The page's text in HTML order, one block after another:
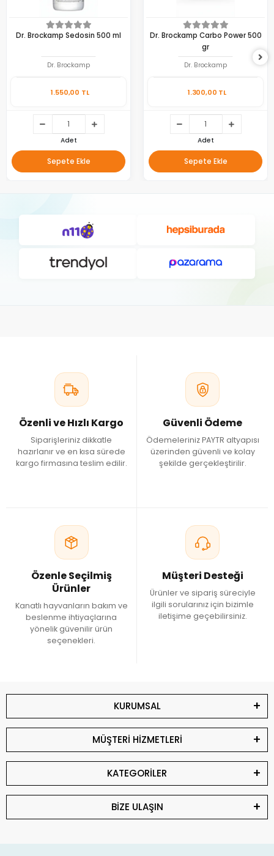
Dr. Brockamp Sedosin 500 ml
Dr. Brockamp
1.550,00 TL
Adet
Sepete Ekle
Dr. Brockamp Carbo Power 500
gr
Dr. Brockamp
1.300,00 TL
Adet
Sepete Ekle
Özenli ve Hızlı Kargo
Siparişleriniz dikkatle
hazırlanır ve en kısa sürede
kargo firmasına teslim edilir.
Güvenli Ödeme
Ödemeleriniz PAYTR altyapısı
üzerinden güvenli ve kolay
şekilde gerçekleştirilir.
Özenle Seçilmiş
Ürünler
Kanatlı hayvanların bakım ve
beslenme ihtiyaçlarına
yönelik güvenilir ürün
seçenekleri.
Müşteri Desteği
Ürünler ve sipariş süreciyle
ilgili sorularınız için bizimle
iletişime geçebilirsiniz.
KURUMSAL
MÜŞTERİ HİZMETLERİ
KATEGORİLER
BİZE ULAŞIN